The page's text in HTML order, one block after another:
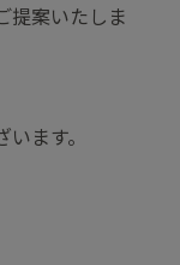
提案いたしま
ます。